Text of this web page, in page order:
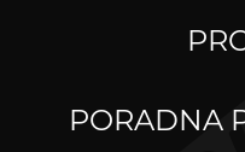
PORADNA